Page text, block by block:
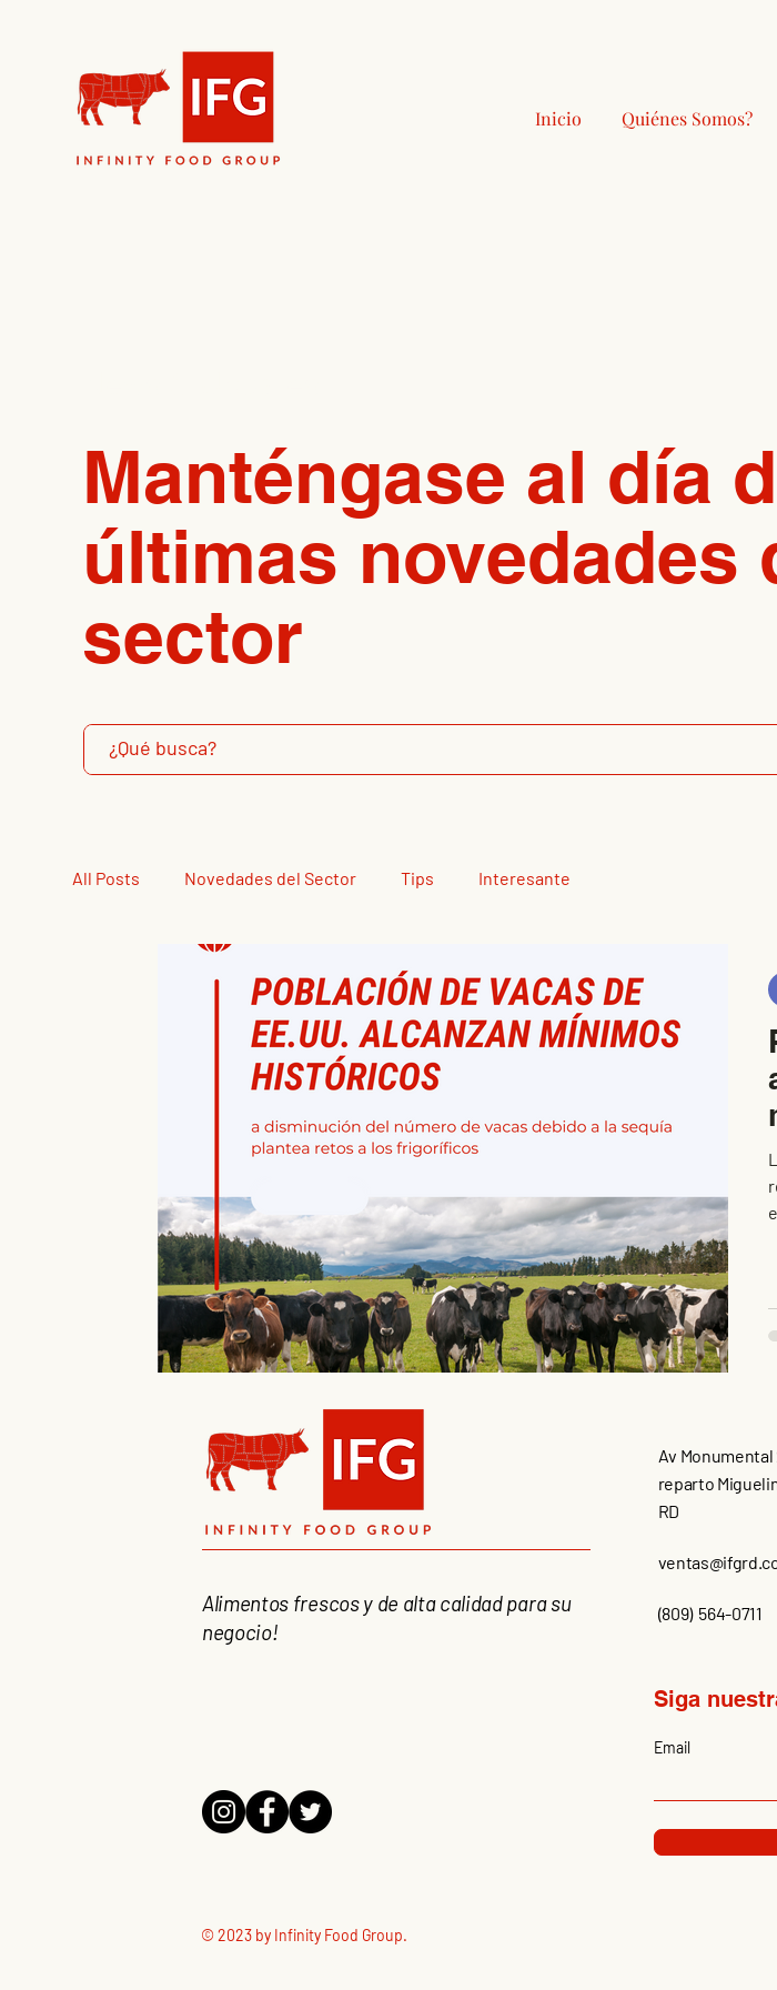
Inicio Quiénes Somos?
Manténgase al día
últimas novedades
sector
All Posts Novedades del Sector Tips Interesante
Alimentos frescos y de alta calidad para su
negocio!
© 2023 by Infinity Food Group.
Av Monumental
reparto
RD
(809) 564-0711
Siga
Email